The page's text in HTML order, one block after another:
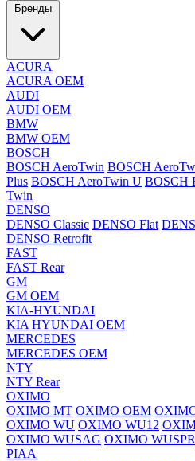
Бренды
ACURA
ACURA OEM
AUDI
AUDI OEM
BMW
BMW OEM
BOSCH
BOSCH AeroTwin BOSCH
Plus BOSCH AeroTwin U BOSCH
Twin
DENSO
DENSO Classic DENSO Flat
DENSO Retrofit
FAST
FAST Rear
GM
GM OEM
KIA-HYUNDAI
KIA HYUNDAI OEM
MERCEDES
MERCEDES OEM
NTY
NTY Rear
OXIMO
OXIMO MT OXIMO OEM
OXIMO WU OXIMO WU12
OXIMO WUSAG OXIMO WUSPR
PIAA